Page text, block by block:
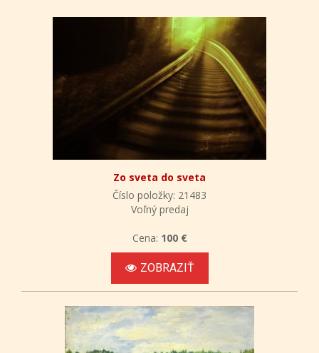
Zo sveta do sveta
Číslo položky: 21483
Voľný predaj
Cena: 100 €
ZOBRAZIŤ